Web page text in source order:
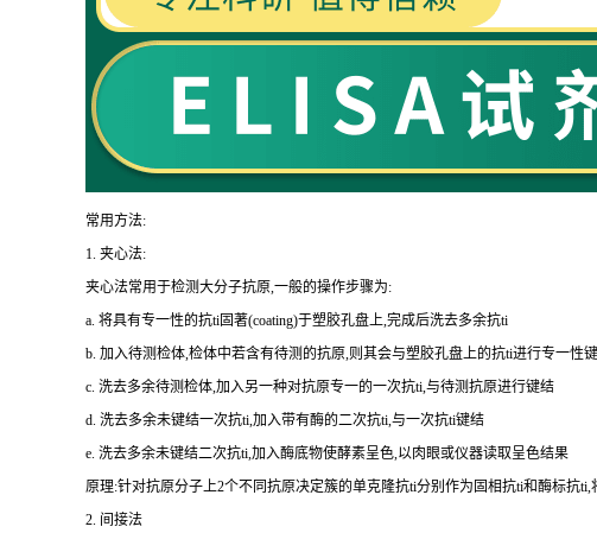
常用方法:
1. 夹心法:
夹心法常用于检测大分子抗原,一般的操作步骤为:
a. 将具有专一性的抗ti固著(coating)于塑胶孔盘上,完成后洗去多余抗ti
b. 加入待测检体,检体中若含有待测的抗原,则其会与塑胶孔盘上的抗ti进行专一性
c. 洗去多余待测检体,加入另一种对抗原专一的一次抗ti,与待测抗原进行键结
d. 洗去多余未键结一次抗ti,加入带有酶的二次抗ti,与一次抗ti键结
e. 洗去多余未键结二次抗ti,加入酶底物使酵素呈色,以肉眼或仪器读取呈色结果
原理:针对抗原分子上2个不同抗原决定簇的单克隆抗ti分别作为固相抗ti和酶标抗ti,
2. 间接法